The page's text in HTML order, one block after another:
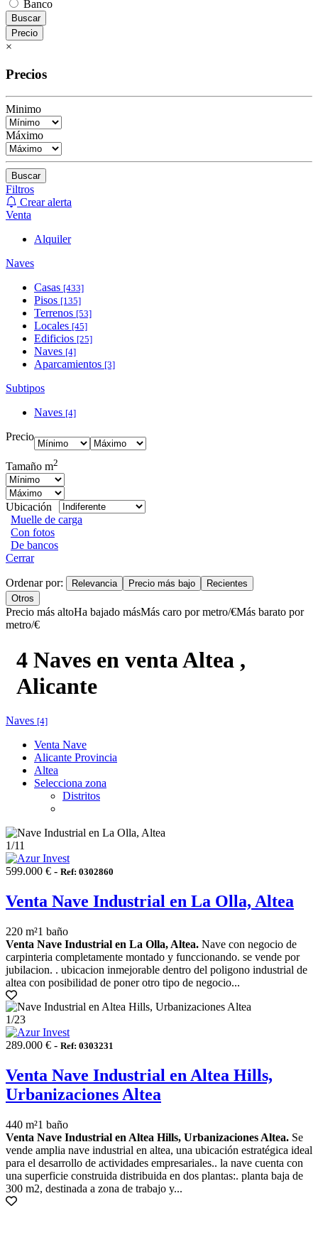
Banco
Buscar
Precio
×
Precios
Minimo
Máximo
Buscar
Filtros
Crear alerta
Venta
Alquiler
Naves
Casas [433]
Pisos [135]
Terrenos [53]
Locales [45]
Edificios [25]
Naves [4]
Aparcamientos [3]
Subtipos
Naves [4]
Precio
Tamaño m2
Ubicación
Muelle de carga
Con fotos
De bancos
Cerrar
Ordenar por: Relevancia Precio más bajo
Recientes
Otros
Precio más altoHa bajado másMás caro por metro/€Más barato por
metro/€
4 Naves en venta Altea ,
Alicante
Naves [4]
Venta Nave
Alicante Provincia
Altea
Selecciona zona
Distritos
1/11
599.000 € - Ref: 0302860
Venta Nave Industrial en La Olla, Altea
220 m²1 baño
Venta Nave Industrial en La Olla, Altea. Nave con negocio de
carpinteria completamente montado y funccionando. se vende por
jubilacion. . ubicacion inmejorable dentro del poligono industrial de
altea con posibilidad de poner otro tipo de negocio...
1/23
289.000 € - Ref: 0303231
Venta Nave Industrial en Altea Hills,
Urbanizaciones Altea
440 m²1 baño
Venta Nave Industrial en Altea Hills, Urbanizaciones Altea. Se
vende amplia nave industrial en altea, una ubicación estratégica ideal
para el desarrollo de actividades empresariales.. la nave cuenta con
una superficie construida distribuida en dos plantas:. planta baja de
300 m2, destinada a zona de trabajo y...